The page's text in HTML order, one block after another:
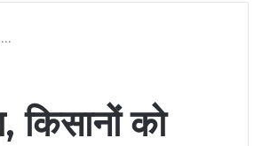
किसानों को